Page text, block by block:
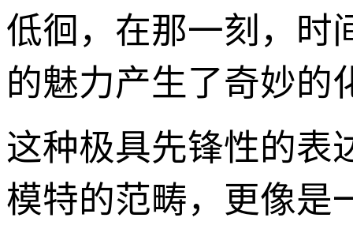
低徊，在那一刻，时
的魅力产生了奇妙的
这种极具先锋性的表
模特的范畴，更像是